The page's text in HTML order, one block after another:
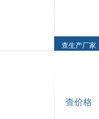
查生产厂家
查价格